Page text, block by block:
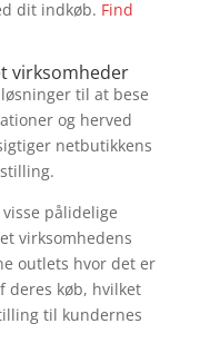
dit indkøb. Find
virksomheder
til at bese
og herved
netbutikkens
pålidelige
virksomhedens
outlets hvor det er
deres køb, hvilket
til kundernes